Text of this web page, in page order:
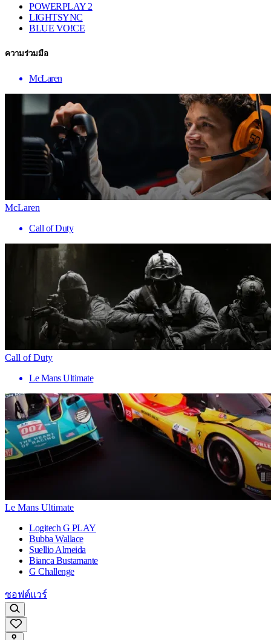
POWERPLAY 2
LIGHTSYNC
BLUE VO!CE
ความร่วมมือ
McLaren
McLaren
Call of Duty
Call of Duty
Le Mans Ultimate
Le Mans Ultimate
Logitech G PLAY
Bubba Wallace
Suellio Almeida
Bianca Bustamante
G Challenge
ซอฟต์แวร์